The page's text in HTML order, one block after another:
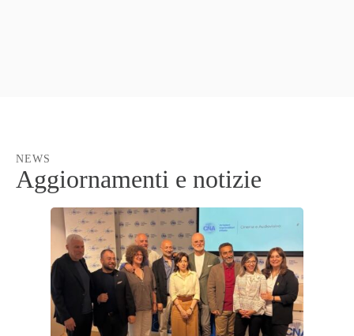
NEWS
Aggiornamenti e notizie